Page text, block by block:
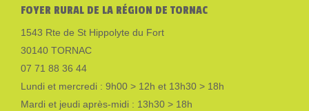
FOYER RURAL DE LA RÉGION DE TORNAC
1543 Rte de St Hippolyte du Fort
30140 TORNAC
07 71 88 36 44
Lundi et mercredi : 9h00 > 12h et 13h30 > 18h
Mardi et jeudi après-midi : 13h30 > 18h